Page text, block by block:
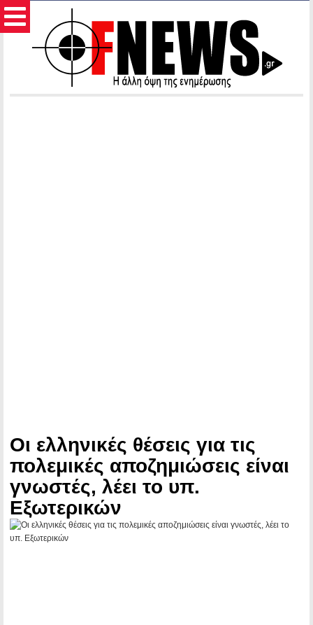
Οι ελληνικές θέσεις για τις
πολεμικές αποζημιώσεις είναι
γνωστές, λέει το υπ.
Εξωτερικών